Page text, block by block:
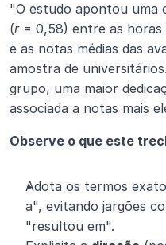
"O estudo apontou uma
(r = 0,58) entre as horas
e as notas médias das
amostra de
grupo, uma maior
associada a notas mais
Observe o que este
Adota os termos
a", evitando jargões
"resultou em".